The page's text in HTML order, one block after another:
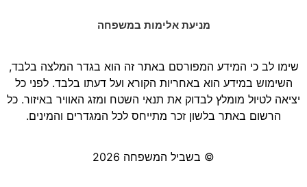
מניעת אלימות במשפחה
שימו לב כי המידע המפורסם באתר זה הוא בגדר המלצה בלבד,
השימוש במידע הוא באחריות הקורא ועל דעתו בלבד. לפני כל
יציאה לטיול מומלץ לבדוק את תנאי השטח ומזג האוויר באיזור. כל
הרשום באתר בלשון זכר מתייחס לכל המגדרים והמינים.
© בשביל המשפחה 2026